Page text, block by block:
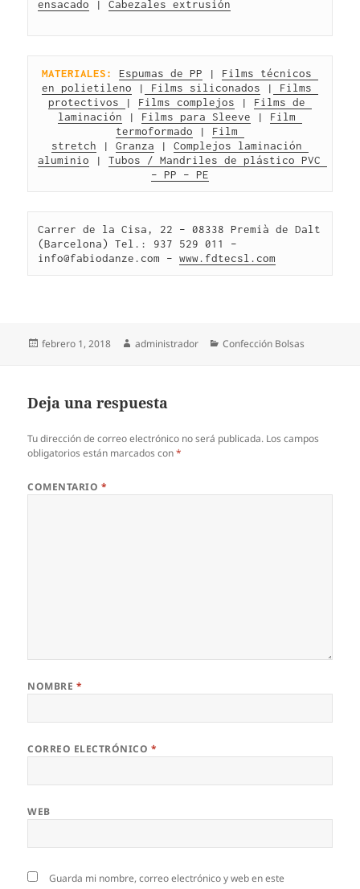
ensacado | Cabezales extrusión
MATERIALES: Espumas de PP | Films técnicos
en polietileno | Films siliconados |
Films
protectivos
| Films complejos | Films de
laminación | Films para Sleeve | Film
termoformado | Film
stretch | Granza | Complejos laminación
aluminio | Tubos / Mandriles de plástico PVC
– PP – PE
Carrer de la Cisa, 22 – 08338 Premià de Dalt
(Barcelona) Tel.: 937 529 011 –
info@fabiodanze.com – www.fdtecsl.com
Publicado
febrero 1, 2018 Autor
administrador Categorías
Confección Bolsas
Deja una respuesta
Tu dirección de correo electrónico no será publicada. Los campos
obligatorios están marcados con*
COMENTARIO *
NOMBRE *
CORREO ELECTRÓNICO *
WEB
Guarda mi nombre, correo electrónico y web en este